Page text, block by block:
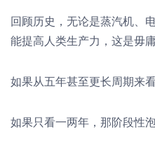
回顾历史，无论是蒸汽机、
能提高人类生产力，这是毋
如果从五年甚至更长周期来
如果只看一两年，那阶段性